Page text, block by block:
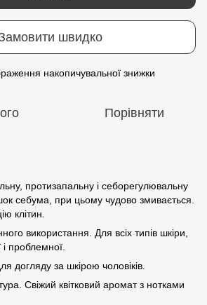
швидко
накопичувальної знижки
Порівняти
протизапальну і себорегулювальну
себума, при цьому чудово змивається.
клітин.
використання. Для всіх типів шкіри,
проблемної.
догляду за шкірою чоловіків.
Свіжий квітковий аромат з нотками